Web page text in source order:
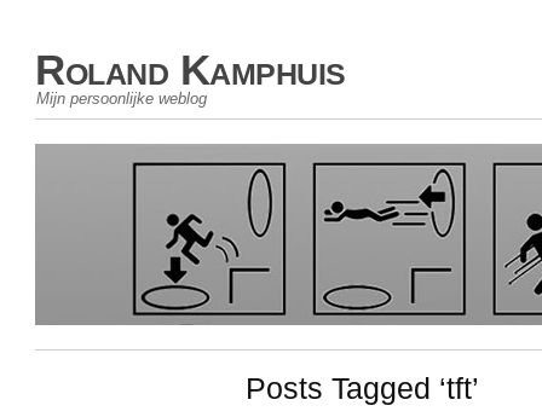
Roland Kamphuis
Mijn persoonlijke weblog
Posts Tagged ‘tft’